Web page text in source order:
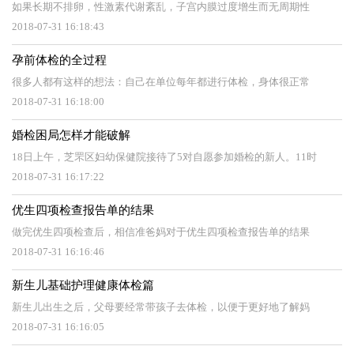
如果长期不排卵，性激素代谢紊乱，子宫内膜过度增生而无周期性
2018-07-31 16:18:43
孕前体检的全过程
很多人都有这样的想法：自己在单位每年都进行体检，身体很正常
2018-07-31 16:18:00
婚检困局怎样才能破解
18日上午，芝罘区妇幼保健院接待了5对自愿参加婚检的新人。11时
2018-07-31 16:17:22
优生四项检查报告单的结果
做完优生四项检查后，相信准爸妈对于优生四项检查报告单的结果
2018-07-31 16:16:46
新生儿基础护理健康体检篇
新生儿出生之后，父母要经常带孩子去体检，以便于更好地了解妈
2018-07-31 16:16:05